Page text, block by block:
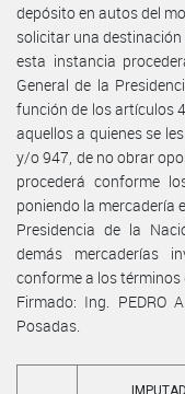
depósito en autos del
solicitar una
esta instancia
General de la
función de los artículos
aquellos a quienes se
y/o 947, de no obrar
procederá conforme
poniendo la mercadería
Presidencia de la
demás mercaderías
conforme a los términos
Firmado: Ing. PEDRO
Posadas.